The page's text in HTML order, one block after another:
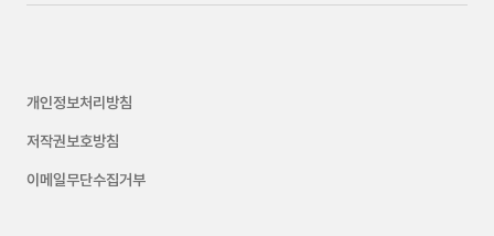
개인정보처리방침
저작권보호방침
이메일무단수집거부